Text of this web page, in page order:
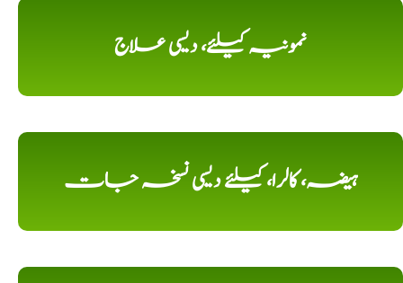
نمونیہ کیلئے، دیسی علاج
ہیضہ، کالرا، کیلئے دیسی نسخہ جات